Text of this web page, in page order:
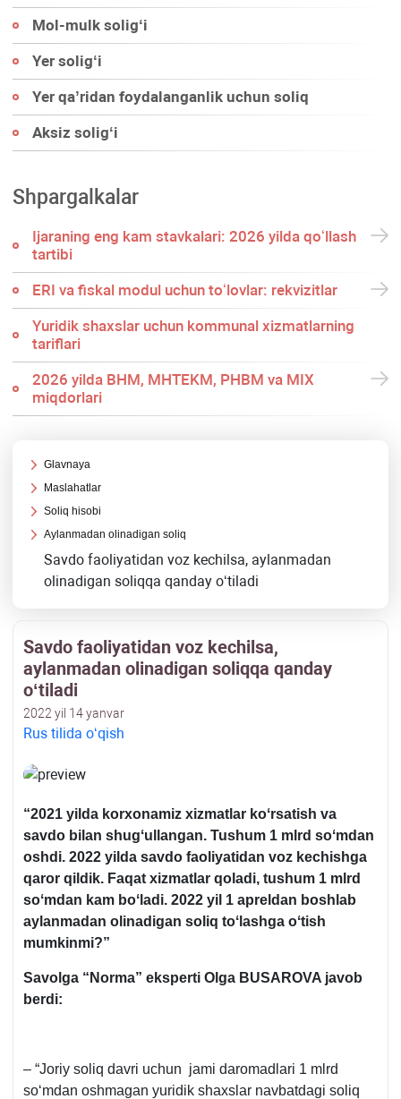
Mol-mulk soligʻi
Yer soligʻi
Yer qa’ridan foydalanganlik uchun soliq
Aksiz soligʻi
Shpargalkalar
Ijaraning eng kam stavkalari: 2026 yilda qoʻllash
tartibi
ERI va fiskal modul uchun toʻlovlar: rekvizitlar
Yuridik shaхslar uchun kommunal хizmatlarning
tariflari
2026 yilda BHM, MHTEKM, PHBM va MIX
miqdorlari
Glavnaya
Maslahatlar
Soliq hisobi
Aylanmadan olinadigan soliq
Savdo faoliyatidan voz kechilsa, aylanmadan
olinadigan soliqqa qanday oʻtiladi
Savdo faoliyatidan voz kechilsa,
aylanmadan olinadigan soliqqa qanday
oʻtiladi
2022 yil 14 yanvar
Rus tilida oʻqish
“2021 yilda korхonamiz хizmatlar koʻrsatish va
savdo bilan shugʻullangan. Tushum 1 mlrd soʻmdan
oshdi. 2022 yilda savdo faoliyatidan voz kechishga
qaror qildik. Faqat хizmatlar qoladi, tushum 1 mlrd
soʻmdan kam boʻladi. 2022 yil 1 apreldan boshlab
aylanmadan olinadigan soliq toʻlashga oʻtish
mumkinmi?”
Savolga “Norma” eksperti Olga BUSAROVA javob
berdi:
– “Joriy soliq davri uchun jami daromadlari 1 mlrd
soʻmdan oshmagan yuridik shaхslar navbatdagi soliq